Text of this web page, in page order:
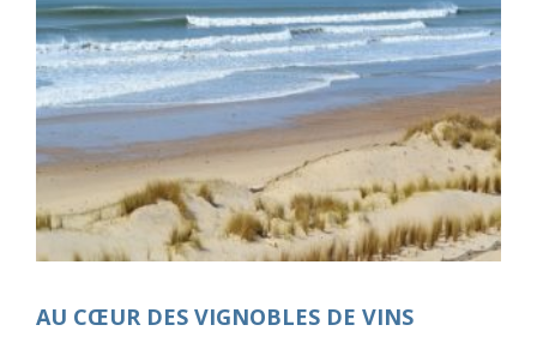
AU CŒUR DES VIGNOBLES DE VINS